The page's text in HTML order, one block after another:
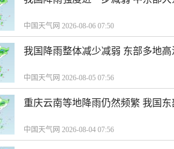
中国天气网 2026-08-06 07:50
我国降雨整体减少减弱 东部多地
中国天气网 2026-08-05 07:56
重庆云南等地降雨仍然频繁 我国
中国天气网 2026-08-04 07:56